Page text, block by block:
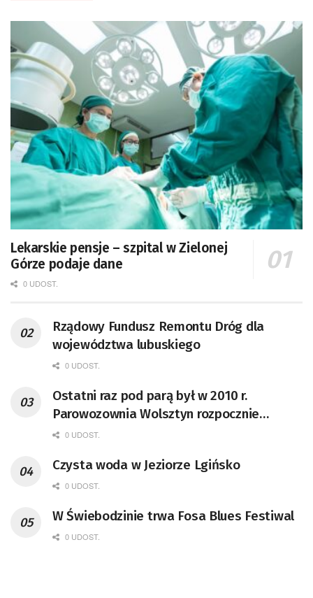
Lekarskie pensje – szpital w Zielonej
Górze podaje dane
0 UDOST.
Rządowy Fundusz Remontu Dróg dla
województwa lubuskiego
0 UDOST.
Ostatni raz pod parą był w 2010 r.
Parowozownia Wolsztyn rozpocznie
remont unikatowego Tr5-65
0 UDOST.
Czysta woda w Jeziorze Lgińsko
0 UDOST.
W Świebodzinie trwa Fosa Blues Festiwal
0 UDOST.